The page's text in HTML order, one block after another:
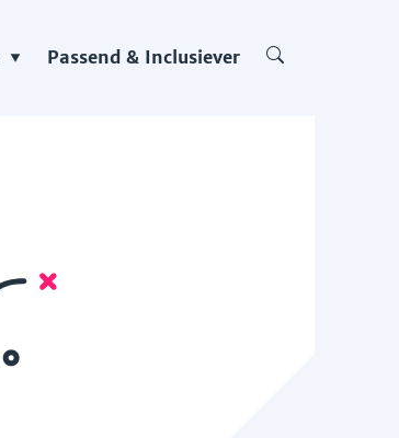
Passend & Inclusiever